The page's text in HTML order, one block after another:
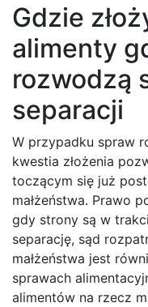
Gdzie
alimenty
rozwodzą
separacji
W przypadku spraw
kwestia złożenia
toczącym się już
małżeństwa. Prawo
gdy strony są w
separację, sąd
małżeństwa jest
sprawach
alimentów na rzecz